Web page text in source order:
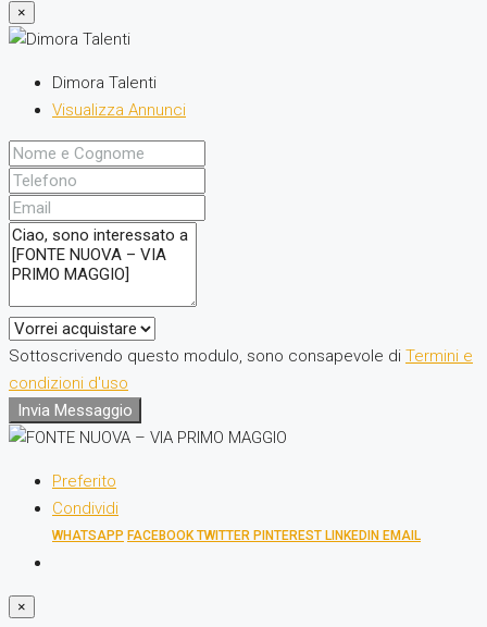
×
Dimora Talenti
Visualizza Annunci
Sottoscrivendo questo modulo, sono consapevole di Termini e
condizioni d'uso
Invia Messaggio
Preferito
Condividi
WHATSAPP FACEBOOK TWITTER PINTEREST LINKEDIN EMAIL
×